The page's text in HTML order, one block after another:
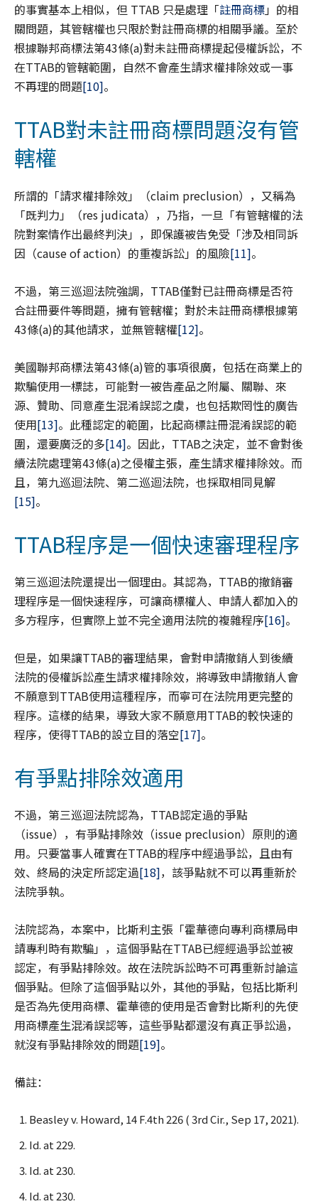
的事實基本上相似，但 TTAB 只是處理「註冊商標」的相
關問題，其管轄權也只限於對註冊商標的相關爭議。至於
根據聯邦商標法第43條(a)對未註冊商標提起侵權訴訟，不
在TTAB的管轄範圍，自然不會產生請求權排除效或一事
不再理的問題[10]。
TTAB對未註冊商標問題沒有管
轄權
所謂的「請求權排除效」（claim preclusion），又稱為
「既判力」（res judicata），乃指，一旦「有管轄權的法
院對案情作出最終判決」，即保護被告免受「涉及相同訴
因（cause of action）的重複訴訟」的風險[11]。
不過，第三巡迴法院強調，TTAB僅對已註冊商標是否符
合註冊要件等問題，擁有管轄權；對於未註冊商標根據第
43條(a)的其他請求，並無管轄權[12]。
美國聯邦商標法第43條(a)管的事項很廣，包括在商業上的
欺騙使用一標誌，可能對一被告產品之附屬、關聯、來
源、贊助、同意產生混淆誤認之虞，也包括欺罔性的廣告
使用[13]。此種認定的範圍，比起商標註冊混淆誤認的範
圍，還要廣泛的多[14]。因此，TTAB之決定，並不會對後
續法院處理第43條(a)之侵權主張，產生請求權排除效。而
且，第九巡迴法院、第二巡迴法院，也採取相同見解
[15]。
TTAB程序是一個快速審理程序
第三巡迴法院還提出一個理由。其認為，TTAB的撤銷審
理程序是一個快速程序，可讓商標權人、申請人都加入的
多方程序，但實際上並不完全適用法院的複雜程序[16]。
但是，如果讓TTAB的審理結果，會對申請撤銷人到後續
法院的侵權訴訟產生請求權排除效，將導致申請撤銷人會
不願意到TTAB使用這種程序，而寧可在法院用更完整的
程序。這樣的結果，導致大家不願意用TTAB的較快速的
程序，使得TTAB的設立目的落空[17]。
有爭點排除效適用
不過，第三巡迴法院認為，TTAB認定過的爭點
（issue），有爭點排除效（issue preclusion）原則的適
用。只要當事人確實在TTAB的程序中經過爭訟，且由有
效、終局的決定所認定過[18]，該爭點就不可以再重新於
法院爭執。
法院認為，本案中，比斯利主張「霍華德向專利商標局申
請專利時有欺騙」，這個爭點在TTAB已經經過爭訟並被
認定，有爭點排除效。故在法院訴訟時不可再重新討論這
個爭點。但除了這個爭點以外，其他的爭點，包括比斯利
是否為先使用商標、霍華德的使用是否會對比斯利的先使
用商標產生混淆誤認等，這些爭點都還沒有真正爭訟過，
就沒有爭點排除效的問題[19]。
備註：
Beasley v. Howard, 14 F.4th 226 ( 3rd Cir., Sep 17, 2021).
Id. at 229.
Id. at 230.
Id. at 230.